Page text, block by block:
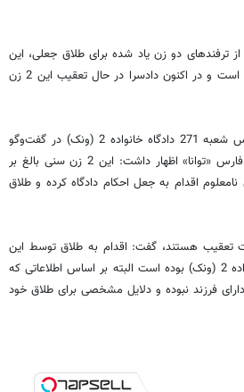
از ترفندهای دو زن یاد شده برای طلاق جعلی، این
موضوع را به دادسرا اطلاع داده است و در اکنون دادسرا در حال تعقیب این 2 زن
در این راستا فریبرز مردانی رئیس شعبه 271 دادگاه خانواده 2 (ونک) در گفت‌و‌گو
با خبرنگار حوادث باشگاه خبری فارس «توانا» اظهار داشت: این 2 زن سنی بالغ بر
نامعلوم اقدام به جعل احکام دادگاه کرده و طلاق
اینکه این 2 زن تحت تعقیب هستند، گفت: اقدام به طلاق توسط این
2 زن با جعل احکام دادگاه خانواده 2 (ونک) بوده است البته بر اساس اطلاعاتی که
رسیده است این 2 زن دارای فرزند نبوده و دلایل مشخصی برای طلاق خود